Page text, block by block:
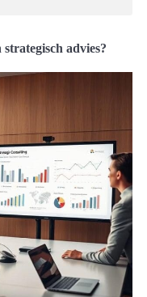
advies?